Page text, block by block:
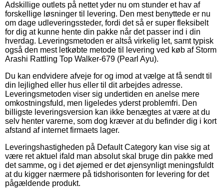
Adskillige outlets på nettet yder nu om stunder et hav af
forskellige løsninger til levering. Den mest benyttede er nu
om dage udleveringssteder, fordi det så er super fleksibelt
for dig at kunne hente din pakke når det passer ind i din
hverdag. Leveringsmetoden er altså virkelig let, samt typisk
også den mest letkøbte metode til levering ved køb af Storm
Arashi Rattling Top Walker-679 (Pearl Ayu).
Du kan endvidere afveje for og imod at vælge at få sendt til
din lejlighed eller hus eller til dit arbejdes adresse.
Leveringsmetoden viser sig undertiden en anelse mere
omkostningsfuld, men ligeledes yderst problemfri. Den
billigste leveringsversion kan ikke benægtes at være at du
selv henter varerne, som dog kræver at du befinder dig i kort
afstand af internet firmaets lager.
Leveringshastigheden på Default Category kan vise sig at
være ret aktuel ifald man absolut skal bruge din pakke med
det samme, og i det øjemed er det øjensynligt meningsfuldt
at du kigger nærmere på tidshorisonten for levering for det
pågældende produkt.